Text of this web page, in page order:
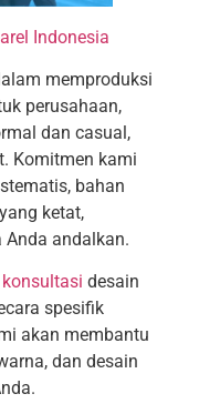
Indonesia
memproduksi
perusahaan,
dan casual,
Komitmen kami
bahan
ketat,
andalkan.
konsultasi desain
spesifik
akan membantu
dan desain